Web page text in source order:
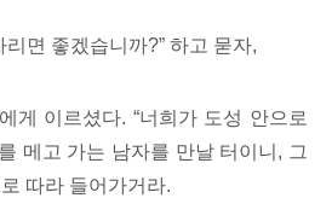
리면 좋겠습니까?” 하고 묻자,
게 이르셨다. “너희가 도성 안으로
메고 가는 남자를 만날 터이니, 그
따라 들어가거라.